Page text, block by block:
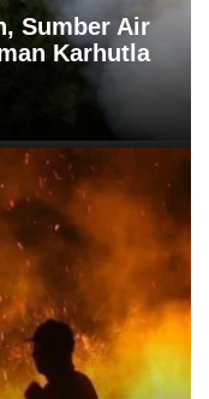
Sumber Air
Karhutla